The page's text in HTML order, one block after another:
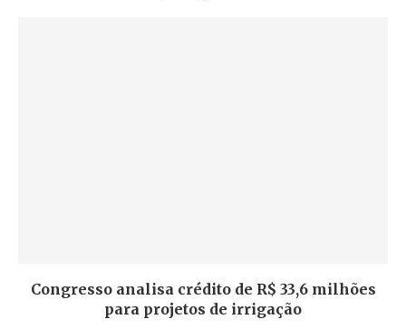
Congresso analisa crédito de R$ 33,6 milhões
para projetos de irrigação